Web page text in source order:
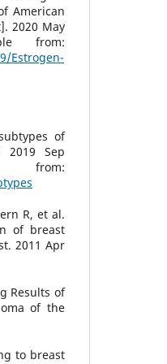
American
2020 May
from:
Estrogen-
of
Sep
R, et al.
of breast
2011 Apr
Results of
of the
to breast